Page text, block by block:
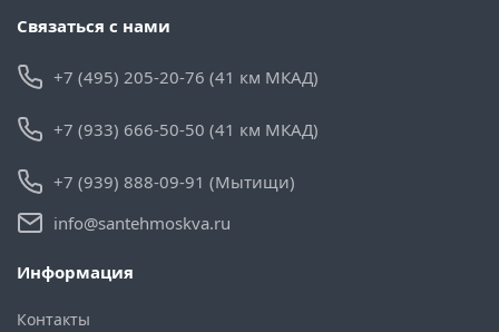
Связаться с нами
+7 (495) 205-20-76 (41 км МКАД)
+7 (933) 666-50-50 (41 км МКАД)
+7 (939) 888-09-91 (Мытищи)
info@santehmoskva.ru
Информация
Контакты